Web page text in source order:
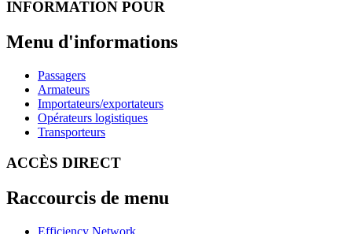
INFORMATION POUR
Menu d'informations
Passagers
Armateurs
Importateurs/exportateurs
Opérateurs logistiques
Transporteurs
ACCÈS DIRECT
Raccourcis de menu
Efficiency Network